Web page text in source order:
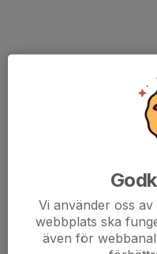
Vi använder oss
webbplats ska
även för